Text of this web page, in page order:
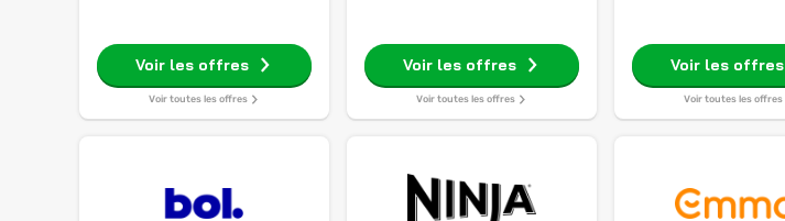
Voir les offres
Voir toutes les offres
Voir les offres
Voir toutes les offres
Voir les offres
Voir toutes les offres